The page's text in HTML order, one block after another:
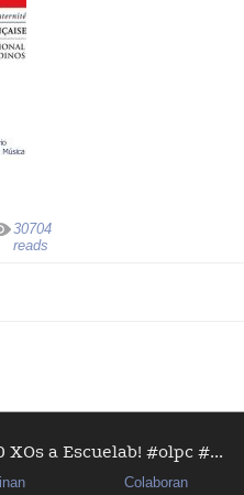
30704
reads
XOs a Escuelab! #olpc #...
Colaboran